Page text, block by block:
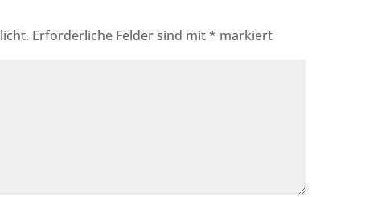
Erforderliche Felder sind mit* markiert